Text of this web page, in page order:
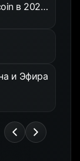
в 2026
и Эфира